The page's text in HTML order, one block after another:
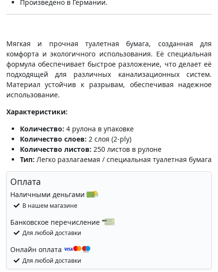
Произведено в Германии.
Мягкая и прочная туалетная бумага, созданная для
комфорта и экологичного использования. Её специальная
формула обеспечивает быстрое разложение, что делает её
подходящей для различных канализационных систем.
Материал устойчив к разрывам, обеспечивая надежное
использование.
Характеристики:
Количество: 4 рулона в упаковке
Количество слоев: 2 слоя (2-ply)
Количество листов: 250 листов в рулоне
Тип: Легко разлагаемая / специальная туалетная бумага
Оплата
Наличными деньгами
В нашем магазине
Банковское перечисление
Для любой доставки
Онлайн оплата
Для любой доставки